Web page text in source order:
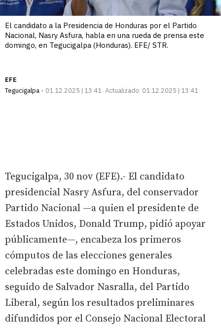
El candidato a la Presidencia de Honduras por el Partido
Nacional, Nasry Asfura, habla en una rueda de prensa este
domingo, en Tegucigalpa (Honduras). EFE/ STR.
EFE
Tegucigalpa
01.12.2025 | 13:41 Actualizado: 01.12.2025 | 13:41
Tegucigalpa, 30 nov (EFE).- El candidato
presidencial Nasry Asfura, del conservador
Partido Nacional —a quien el presidente de
Estados Unidos, Donald Trump, pidió apoyar
públicamente—, encabeza los primeros
cómputos de las elecciones generales
celebradas este domingo en Honduras,
seguido de Salvador Nasralla, del Partido
Liberal, según los resultados preliminares
difundidos por el Consejo Nacional Electoral